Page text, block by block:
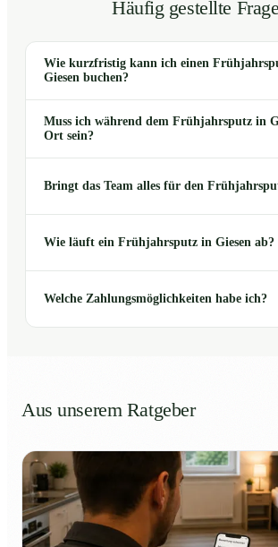
Häufig gestellte
Wie kurzfristig kann ich einen
Giesen buchen?
Muss ich während dem Frühjahrsputz in
Ort sein?
Bringt das Team alles für den
Wie läuft ein Frühjahrsputz in Giesen ab?
Welche Zahlungsmöglichkeiten habe ich?
Aus unserem Ratgeber